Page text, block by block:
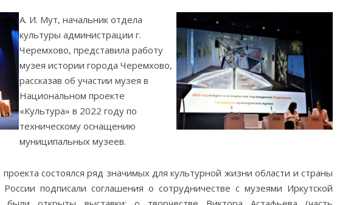
А. И. Мут, начальник отдела
культуры администрации г.
Черемхово, представила работу
музея истории города Черемхово,
рассказав об участии музея в
Национальном проекте
«Культура» в 2022 году по
техническому оснащению
муниципальных музеев.
состоялся ряд значимых для культурной жизни области и страны
подписали соглашения о сотрудничестве с музеями Иркутской